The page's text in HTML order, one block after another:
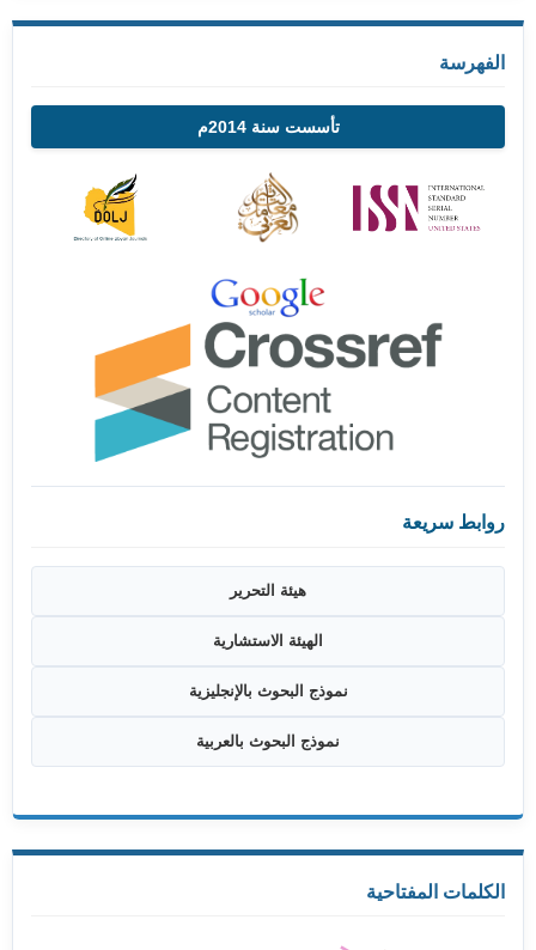
الفهرسة
تأسست سنة 2014م
روابط سريعة
هيئة التحرير
الهيئة الاستشارية
نموذج البحوث بالإنجليزية
نموذج البحوث بالعربية
الكلمات المفتاحية